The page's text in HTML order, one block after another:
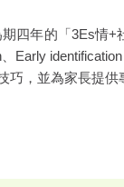
四年的「3Es情+
Early
巧，並為家長提